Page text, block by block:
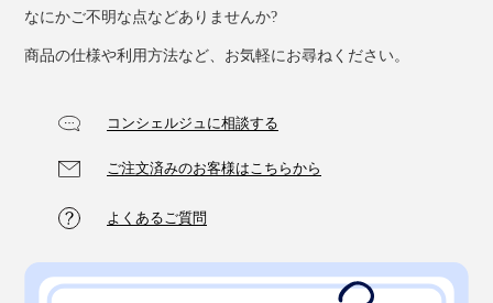
一つひとつの技術の積み重ねから生まれた、“手袋のま
い。プレゼントにも、ぜひどうぞ。
なにかご不明な点などありませんか?
商品の仕様や利用方法など、お気軽にお尋ねください。
コンシェルジュに相談する
ご注文済みのお客様はこちらから
よくあるご質問